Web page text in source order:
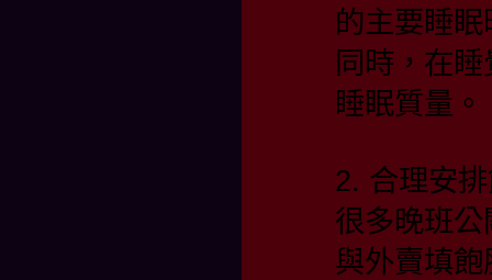
的主要睡
同時，在
睡眠質量
2. 合理安
很多晚班
與外賣填